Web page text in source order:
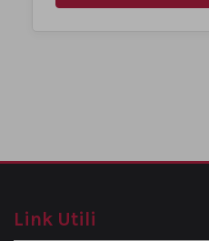
Link Utili